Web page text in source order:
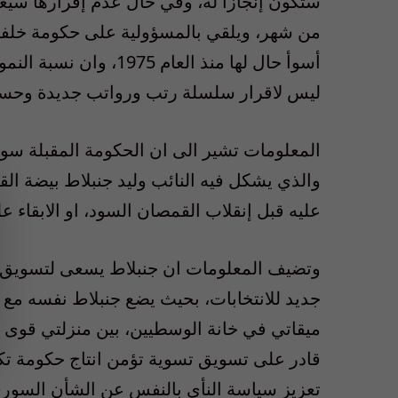
من شهر، ويلقي بالمسؤولية على حكومة
ليس لاقرار سلسلة رتب ورواتب جديدة وحسب،
المعلومات تشير الى ان الحكومة المقبلة
والذي يشكل فيه النائب وليد جنبلاط بيضة
عليه قبل إنقلاب القمصان السود، او الابقاء
وتضيف المعلومات ان جنبلاط يسعى لتسويق
جديد للانتخابات، بحيث يضع جنبلاط نفسه
قادر على تسويق تسوية تؤمن انتاج حكومة
تعزيز سياسة النأي بالنفس عن الشأن